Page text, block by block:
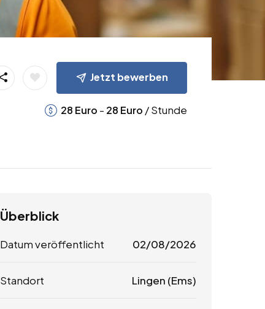
Jetzt bewerben
28 Euro - 28 Euro / Stunde
Überblick
Datum veröffentlicht 02/08/2026
Standort Lingen (Ems)